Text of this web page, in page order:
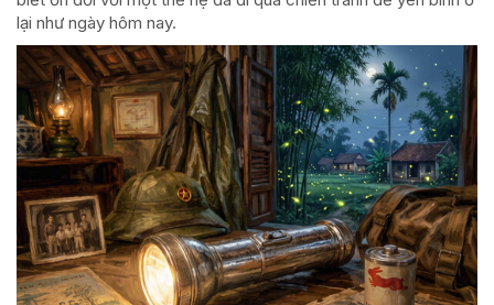
lại như ngày hôm nay.